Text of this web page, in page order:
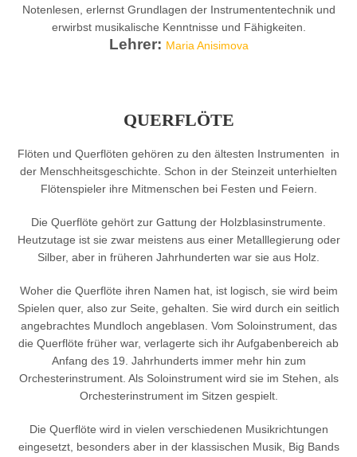
Notenlesen, erlernst Grundlagen der Instrumententechnik und
erwirbst musikalische Kenntnisse und Fähigkeiten.
Lehrer: Maria Anisimova
QUERFLÖTE
Flöten und Querflöten gehören zu den ältesten Instrumenten in
der Menschheitsgeschichte. Schon in der Steinzeit unterhielten
Flötenspieler ihre Mitmenschen bei Festen und Feiern.
Die Querflöte gehört zur Gattung der Holzblasinstrumente.
Heutzutage ist sie zwar meistens aus einer Metalllegierung oder
Silber, aber in früheren Jahrhunderten war sie aus Holz.
Woher die Querflöte ihren Namen hat, ist logisch, sie wird beim
Spielen quer, also zur Seite, gehalten. Sie wird durch ein seitlich
angebrachtes Mundloch angeblasen. Vom Soloinstrument, das
die Querflöte früher war, verlagerte sich ihr Aufgabenbereich ab
Anfang des 19. Jahrhunderts immer mehr hin zum
Orchesterinstrument. Als Soloinstrument wird sie im Stehen, als
Orchesterinstrument im Sitzen gespielt.
Die Querflöte wird in vielen verschiedenen Musikrichtungen
eingesetzt, besonders aber in der klassischen Musik, Big Bands